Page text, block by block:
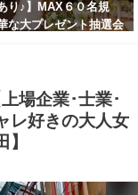
り♪】MAX６０名規
な大プレゼント抽選会
茶屋町】
場企業･士業･
レ好きの大人女